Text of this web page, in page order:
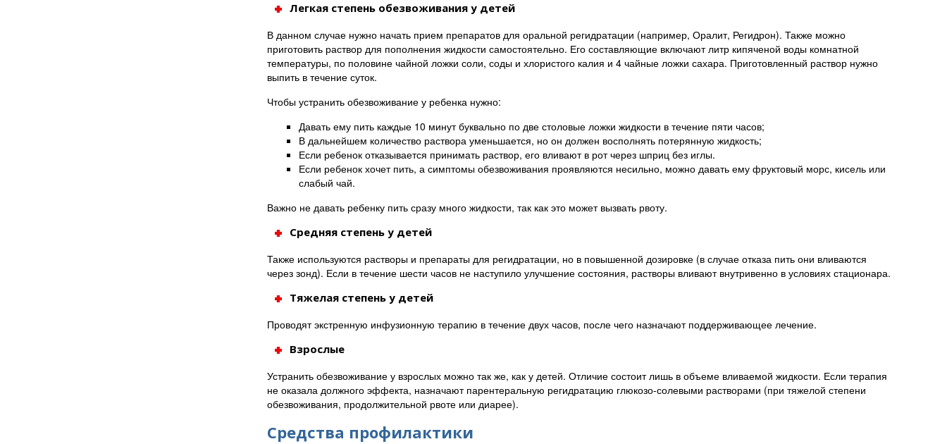
Легкая степень обезвоживания у детей
В данном случае нужно начать прием препаратов для оральной регидратации (например, Оралит, Регидрон). Также можно
приготовить раствор для пополнения жидкости самостоятельно. Его составляющие включают литр кипяченой воды комнатной
температуры, по половине чайной ложки соли, соды и хлористого калия и 4 чайные ложки сахара. Приготовленный раствор нужно
выпить в течение суток.
Чтобы устранить обезвоживание у ребенка нужно:
Давать ему пить каждые 10 минут буквально по две столовые ложки жидкости в течение пяти часов;
В дальнейшем количество раствора уменьшается, но он должен восполнять потерянную жидкость;
Если ребенок отказывается принимать раствор, его вливают в рот через шприц без иглы.
Если ребенок хочет пить, а симптомы обезвоживания проявляются несильно, можно давать ему фруктовый морс, кисель или
слабый чай.
Важно не давать ребенку пить сразу много жидкости, так как это может вызвать рвоту.
Средняя степень у детей
Также используются растворы и препараты для регидратации, но в повышенной дозировке (в случае отказа пить они вливаются
через зонд). Если в течение шести часов не наступило улучшение состояния, растворы вливают внутривенно в условиях стационара.
Тяжелая степень у детей
Проводят экстренную инфузионную терапию в течение двух часов, после чего назначают поддерживающее лечение.
Взрослые
Устранить обезвоживание у взрослых можно так же, как у детей. Отличие состоит лишь в объеме вливаемой жидкости. Если терапия
не оказала должного эффекта, назначают парентеральную регидратацию глюкозо-солевыми растворами (при тяжелой степени
обезвоживания, продолжительной рвоте или диарее).
Средства профилактики